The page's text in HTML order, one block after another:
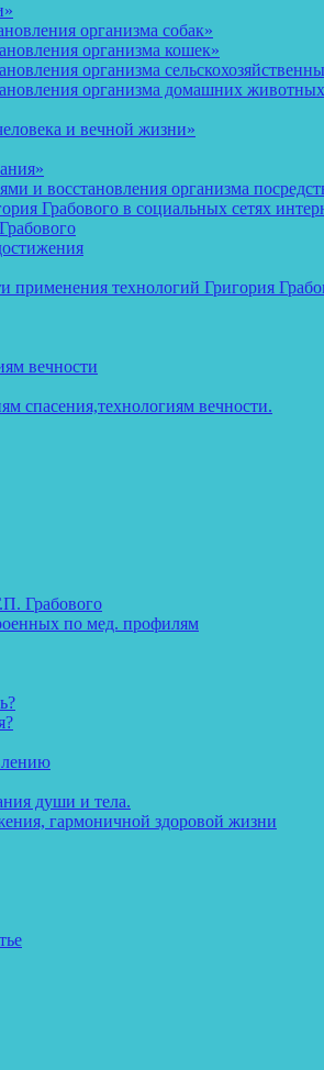
организма собак»
организма кошек»
организма
организма домашних
и вечной жизни»
и восстановления организма
Грабового в социальных сетях
применения технологий Григория
вечности
спасения,технологиям вечности.
Грабового
по мед. профилям
души и тела.
гармоничной здоровой жизни